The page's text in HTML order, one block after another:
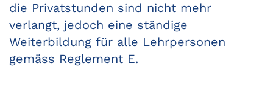
die Privatstunden sind nicht mehr
verlangt, jedoch eine ständige
Weiterbildung für alle Lehrpersonen
gemäss Reglement E.